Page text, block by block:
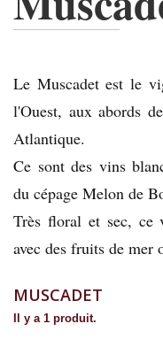
Le Muscadet est le
l'Ouest, aux abords
Atlantique.
Ce sont des vins
du cépage Melon de
Très floral et sec, ce
avec des fruits de mer
MUSCADET
Il y a 1 produit.